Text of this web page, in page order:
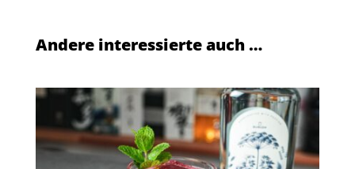
Andere interessierte auch …